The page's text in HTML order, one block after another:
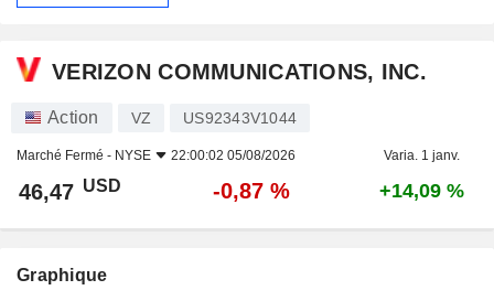
VERIZON COMMUNICATIONS, INC.
Action VZ US92343V1044
Marché Fermé - NYSE 22:00:02 05/08/2026 Varia. 1 janv.
46,47 USD -0,87 % +14,09 %
Graphique